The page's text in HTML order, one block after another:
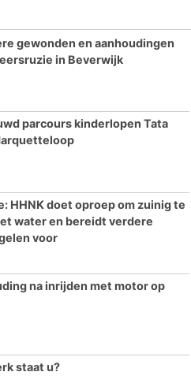
gewonden en aanhoudingen
in Beverwijk
parcours kinderlopen Tata
HHNK doet oproep om zuinig te
water en bereidt verdere
voor
na inrijden met motor op
staat u?